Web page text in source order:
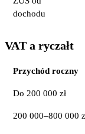
dochodu
VAT a ryczałt
Przychód roczny
Do 200 000 zł
200 000–800 000